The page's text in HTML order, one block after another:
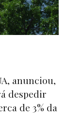
anunciou,
despedir
de 3% da